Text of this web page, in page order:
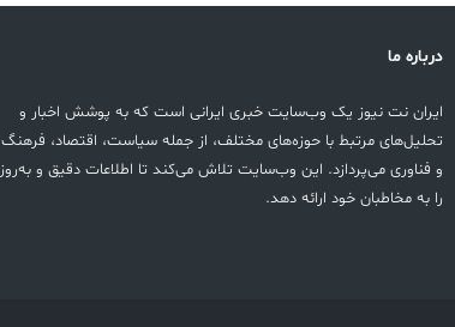
درباره ما
ایران نت نیوز یک وب‌سایت خبری ایرانی است که به پوشش اخبار و
تحلیل‌های مرتبط با حوزه‌های مختلف، از جمله سیاست، اقتصاد، فرهنگ
و فناوری می‌پردازد. این وب‌سایت تلاش می‌کند تا اطلاعات دقیق و به‌روز
را به مخاطبان خود ارائه دهد.